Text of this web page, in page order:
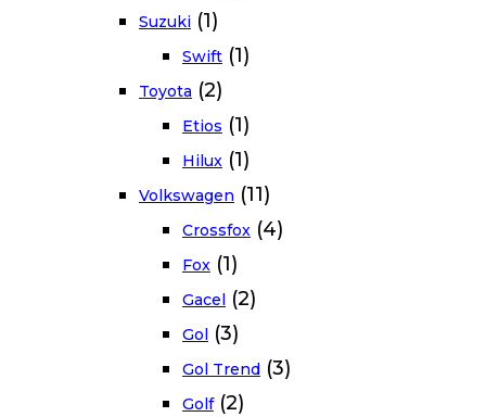
Suzuki (1)
Swift (1)
Toyota (2)
Etios (1)
Hilux (1)
Volkswagen (11)
Crossfox (4)
Fox (1)
Gacel (2)
Gol (3)
Gol Trend (3)
Golf (2)